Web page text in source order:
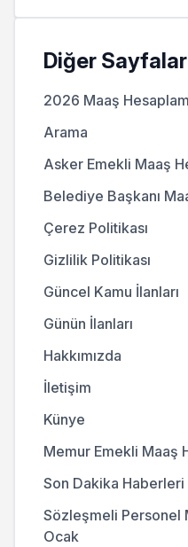
Diğer Sayfalar
2026 Maaş
Arama
Asker Emekli Maaş
Belediye Başkanı
Çerez Politikası
Gizlilik Politikası
Güncel Kamu İlanları
Günün İlanları
Hakkımızda
İletişim
Künye
Memur Emekli Maaş
Son Dakika Haberleri
Sözleşmeli Personel
Ocak